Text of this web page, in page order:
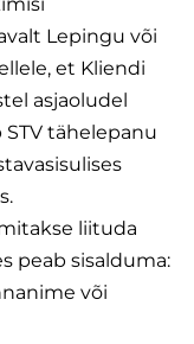
Lepingu või
et Kliendi
asjaoludel
tähelepanu
liituda
peab sisalduma:
või